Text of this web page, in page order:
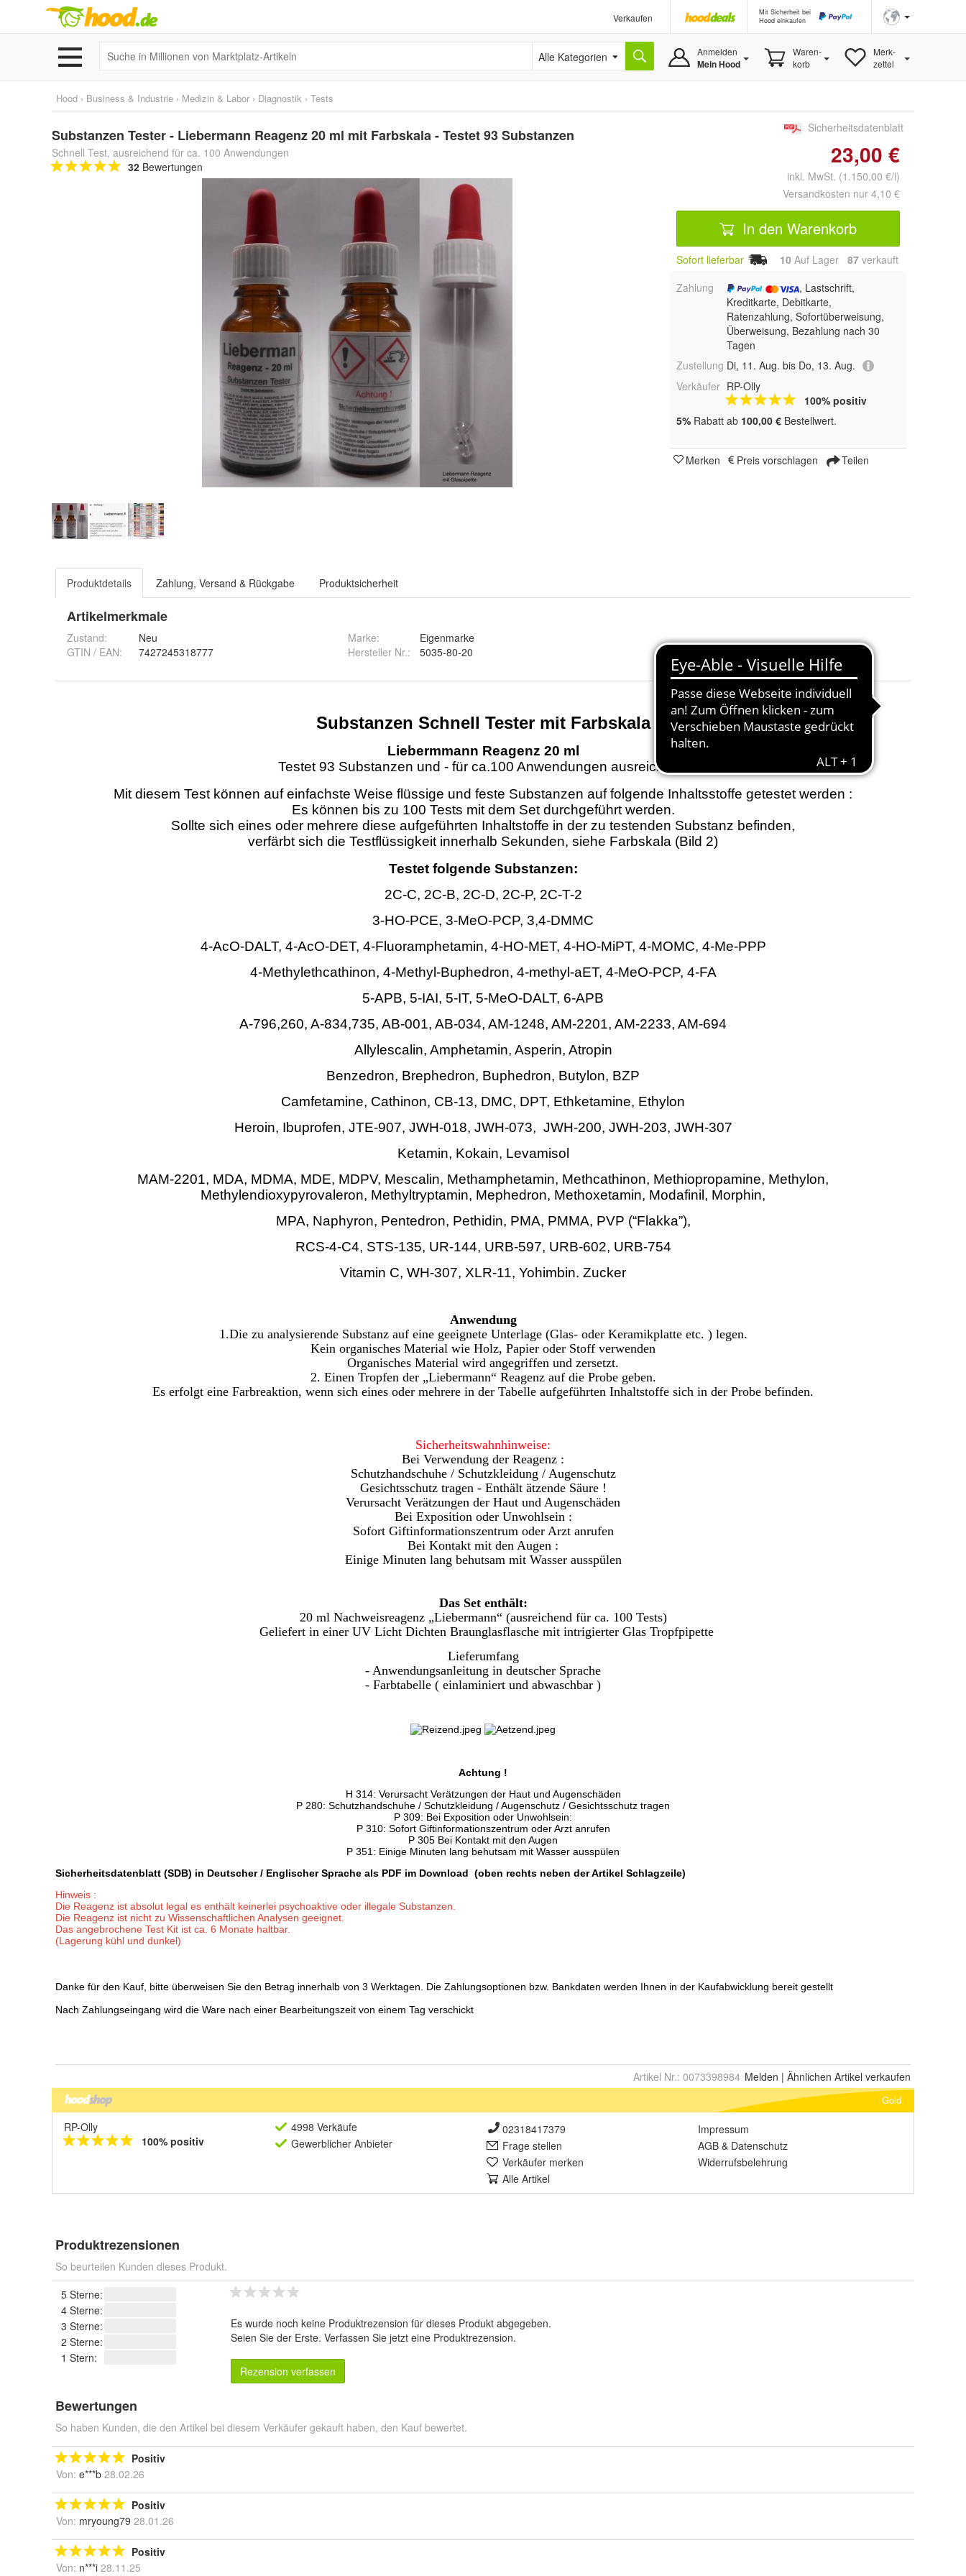
Verkaufen
Mit Sicherheit bei
Hood einkaufen
Alle Kategorien Anmelden
Mein Hood
Waren-
korb
Merk-
zettel
Hood › Business & Industrie › Medizin & Labor › Diagnostik › Tests
Substanzen Tester - Liebermann Reagenz 20 ml mit Farbskala - Testet 93 Substanzen
Schnell Test, ausreichend für ca. 100 Anwendungen
32 Bewertungen
Sicherheitsdatenblatt
23,00 €
inkl. MwSt. (1.150,00 €/l)
Versandkosten nur 4,10 €
In den Warenkorb
Sofort lieferbar 10 Auf Lager 87 verkauft
Zahlung
, Lastschrift,
Kreditkarte, Debitkarte,
Ratenzahlung, Sofortüberweisung,
Überweisung, Bezahlung nach 30
Tagen
Zustellung Di, 11. Aug. bis Do, 13. Aug.
Verkäufer RP-Olly
100% positiv
5% Rabatt ab 100,00 € Bestellwert.
Merken Preis vorschlagen Teilen
Produktdetails Zahlung, Versand & Rückgabe Produktsicherheit
Artikelmerkmale
Zustand:
Neu
GTIN / EAN:
7427245318777
Marke:
Eigenmarke
Hersteller Nr.:
5035-80-20
Artikel Nr.: 0073398984 Melden | Ähnlichen Artikel verkaufen
Gold
RP-Olly
100% positiv
4998 Verkäufe
Gewerblicher Anbieter
02318417379
Frage stellen
Verkäufer merken
Alle Artikel
Impressum
AGB & Datenschutz
Widerrufsbelehrung
Produktrezensionen
So beurteilen Kunden dieses Produkt.
5 Sterne:
4 Sterne:
3 Sterne:
2 Sterne:
1 Stern:
Es wurde noch keine Produktrezension für dieses Produkt abgegeben.
Seien Sie der Erste. Verfassen Sie jetzt eine Produktrezension.
Rezension verfassen
Bewertungen
So haben Kunden, die den Artikel bei diesem Verkäufer gekauft haben, den Kauf bewertet.
Positiv
Von: e***b 28.02.26
Positiv
Von: mryoung79 28.01.26
Positiv
Von: n***i 28.11.25